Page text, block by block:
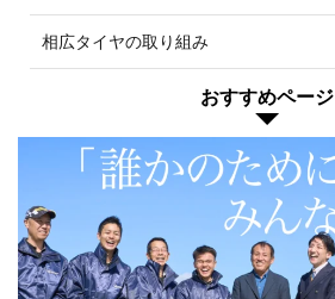
相広タイヤの取り組み
おすすめページ